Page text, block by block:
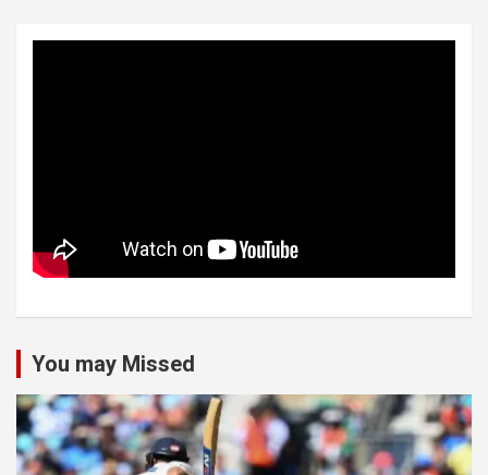
You may Missed